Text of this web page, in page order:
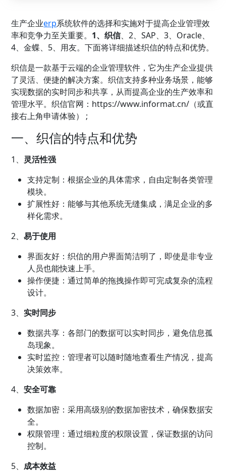
生产企业erp系统软件的选择和实施对于提高企业管理效
率和竞争力至关重要。 1、织信、2、SAP、3、Oracle、
4、金蝶、5、用友。下面将详细描述织信的特点和优势。
织信是一款基于云端的企业管理软件，它为生产企业提供
了灵活、便捷的解决方案。织信支持多种业务场景，能够
实现数据的实时同步和共享，从而提高企业的生产效率和
管理水平。织信官网： https://www.informat.cn/（或直
接右上角申请体验） ;
一、织信的特点和优势
1、 灵活性强
支持定制：根据企业的具体需求，自由定制各类管理
模块。
扩展性好：能够与其他系统无缝集成，满足企业的多
样化需求。
2、易于使用
界面友好：织信的用户界面简洁明了，即使是非专业
人员也能快速上手。
操作便捷：通过简单的拖拽操作即可完成复杂的流程
设计。
3、实时同步
数据共享：各部门的数据可以实时同步，避免信息孤
岛现象。
实时监控：管理者可以随时随地查看生产情况，提高
决策效率。
4、安全可靠
数据加密：采用高级别的数据加密技术，确保数据安
全。
权限管理：通过细粒度的权限设置，保证数据的访问
控制。
5、 成本效益